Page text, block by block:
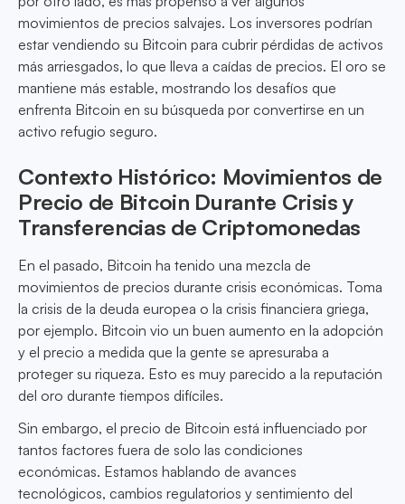
movimientos de precios salvajes. Los inversores podrían
estar vendiendo su Bitcoin para cubrir pérdidas de activos
más arriesgados, lo que lleva a caídas de precios. El oro se
mantiene más estable, mostrando los desafíos que
enfrenta Bitcoin en su búsqueda por convertirse en un
activo refugio seguro.
Contexto Histórico: Movimientos de
Precio de Bitcoin Durante Crisis y
Transferencias de Criptomonedas
En el pasado, Bitcoin ha tenido una mezcla de
movimientos de precios durante crisis económicas. Toma
la crisis de la deuda europea o la crisis financiera griega,
por ejemplo. Bitcoin vio un buen aumento en la adopción
y el precio a medida que la gente se apresuraba a
proteger su riqueza. Esto es muy parecido a la reputación
del oro durante tiempos difíciles.
Sin embargo, el precio de Bitcoin está influenciado por
tantos factores fuera de solo las condiciones
económicas. Estamos hablando de avances
tecnológicos, cambios regulatorios y sentimiento del